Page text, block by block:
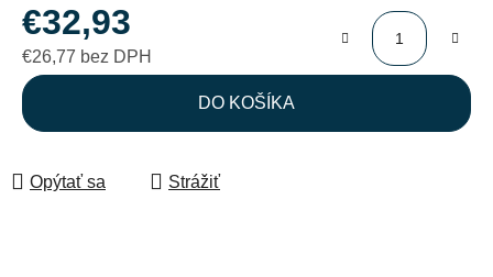
€32,93
€26,77 bez DPH
Jednotková cena:
DO KOŠÍKA
Opýtať sa Strážiť